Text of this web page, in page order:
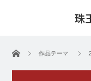
珠
ホーム 作品テーマ